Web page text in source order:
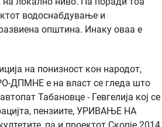
водоснабдување и
општина. Инаку оваа е
на понизност кон народот,
ДПМНЕ е на власт се гледа што
Табановце - Гевгелија кој се
пензиите, УРИВАЊЕ НА